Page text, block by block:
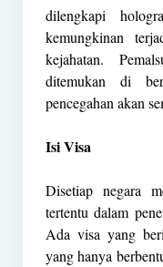
dilengkapi
kemungkinan
kejahatan.
ditemukan di
pencegahan akan
Isi Visa
Disetiap negara
tertentu dalam
Ada visa yang
yang hanya